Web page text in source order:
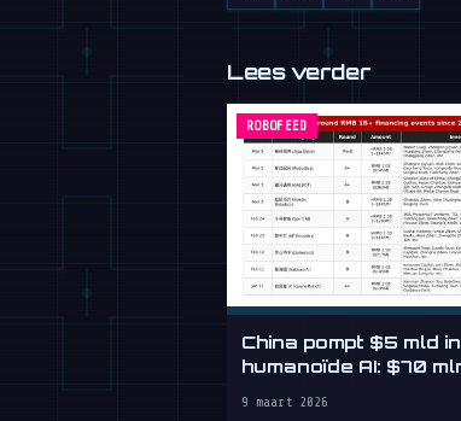
Lees verder
ROBOFEED
China pompt $5 mld in
humanoïde AI: $70
9 maart 2026